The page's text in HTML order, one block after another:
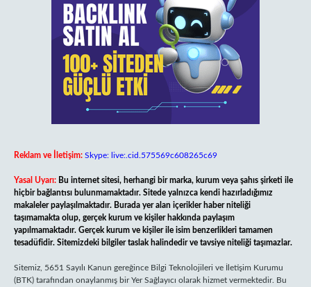
Reklam ve İletişim: Skype: live:.cid.575569c608265c69
Yasal Uyarı: Bu internet sitesi, herhangi bir marka, kurum veya şahıs şirketi ile
hiçbir bağlantısı bulunmamaktadır. Sitede yalnızca kendi hazırladığımız
makaleler paylaşılmaktadır. Burada yer alan içerikler haber niteliği
taşımamakta olup, gerçek kurum ve kişiler hakkında paylaşım
yapılmamaktadır. Gerçek kurum ve kişiler ile isim benzerlikleri tamamen
tesadüfidir. Sitemizdeki bilgiler taslak halindedir ve tavsiye niteliği taşımazlar.
Sitemiz, 5651 Sayılı Kanun gereğince Bilgi Teknolojileri ve İletişim Kurumu
(BTK) tarafından onaylanmış bir Yer Sağlayıcı olarak hizmet vermektedir. Bu